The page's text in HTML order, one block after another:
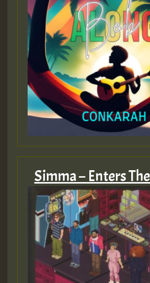
Guest_393
Guest_393
Guest_197
Guest_197
Simma – Enters